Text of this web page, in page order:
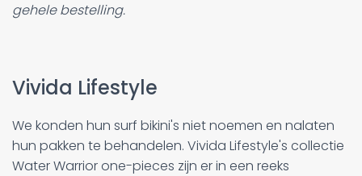
gehele bestelling.
Vivida Lifestyle
We konden hun surf bikini's niet noemen en nalaten
hun pakken te behandelen. Vivida Lifestyle's collectie
Water Warrior one-pieces zijn er in een reeks